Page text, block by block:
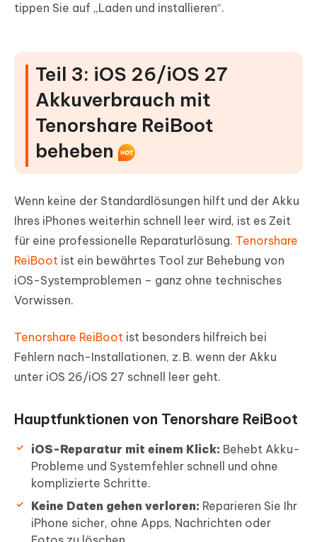
tippen Sie auf „Laden und installieren“.
Teil 3: iOS 26/iOS 27
Akkuverbrauch mit
Tenorshare ReiBoot
beheben
Wenn keine der Standardlösungen hilft und der Akku
Ihres iPhones weiterhin schnell leer wird, ist es Zeit
für eine professionelle Reparaturlösung. Tenorshare
ReiBoot ist ein bewährtes Tool zur Behebung von
iOS-Systemproblemen – ganz ohne technisches
Vorwissen.
Tenorshare ReiBoot ist besonders hilfreich bei
Fehlern nach-Installationen, z. B. wenn der Akku
unter iOS 26/iOS 27 schnell leer geht.
Hauptfunktionen von Tenorshare ReiBoot
iOS-Reparatur mit einem Klick: Behebt Akku-
Probleme und Systemfehler schnell und ohne
komplizierte Schritte.
Keine Daten gehen verloren: Reparieren Sie Ihr
iPhone sicher, ohne Apps, Nachrichten oder